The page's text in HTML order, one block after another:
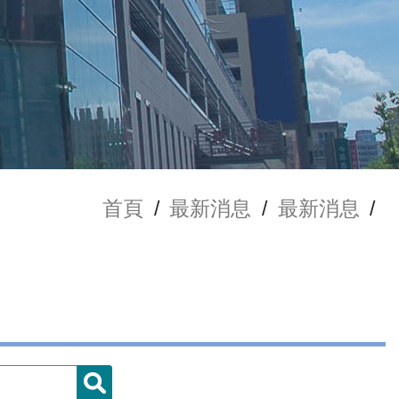
首頁 / 最新消息 / 最新消息 /